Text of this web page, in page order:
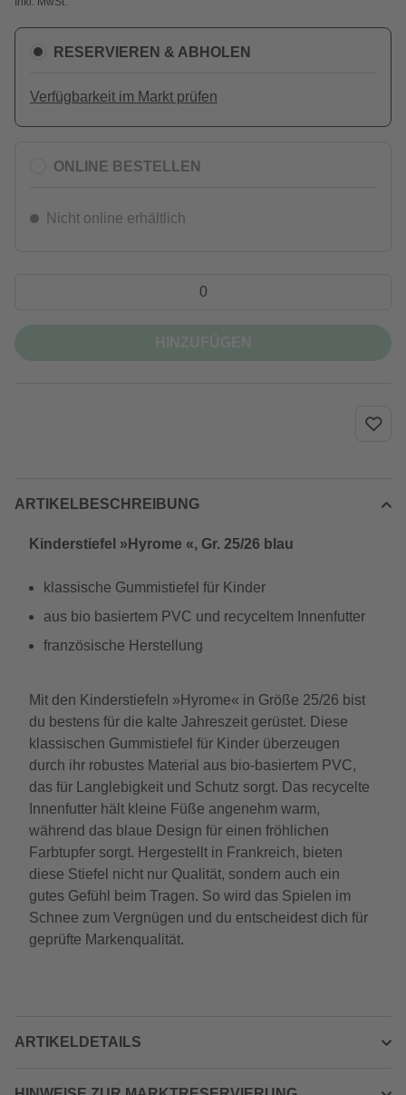
RESERVIEREN & ABHOLEN
Verfügbarkeit im Markt prüfen
ONLINE BESTELLEN
Nicht online erhältlich
ARTIKELBESCHREIBUNG
Kinderstiefel »Hyrome «, Gr. 25/26 blau
klassische Gummistiefel für Kinder
aus bio basiertem PVC und recyceltem Innenfutter
französische Herstellung
Mit den Kinderstiefeln »Hyrome« in Größe 25/26 bist
du bestens für die kalte Jahreszeit gerüstet. Diese
klassischen Gummistiefel für Kinder überzeugen
durch ihr robustes Material aus bio-basiertem PVC,
das für Langlebigkeit und Schutz sorgt. Das recycelte
Innenfutter hält kleine Füße angenehm warm,
während das blaue Design für einen fröhlichen
Farbtupfer sorgt. Hergestellt in Frankreich, bieten
diese Stiefel nicht nur Qualität, sondern auch ein
gutes Gefühl beim Tragen. So wird das Spielen im
Schnee zum Vergnügen und du entscheidest dich für
geprüfte Markenqualität.
ARTIKELDETAILS